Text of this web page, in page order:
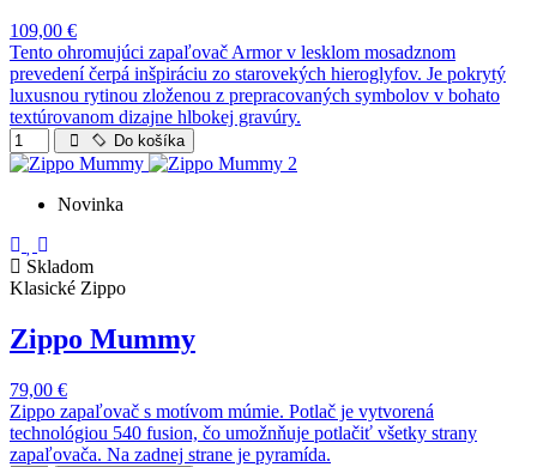
109,00 €
Tento ohromujúci zapaľovač Armor v lesklom mosadznom
prevedení čerpá inšpiráciu zo starovekých hieroglyfov. Je pokrytý
luxusnou rytinou zloženou z prepracovaných symbolov v bohato
textúrovanom dizajne hlbokej gravúry.
Do košíka
Novinka
Skladom
Klasické Zippo
Zippo Mummy
79,00 €
Zippo zapaľovač s motívom múmie. Potlač je vytvorená
technológiou 540 fusion, čo umožnňuje potlačiť všetky strany
zapaľovača. Na zadnej strane je pyramída.